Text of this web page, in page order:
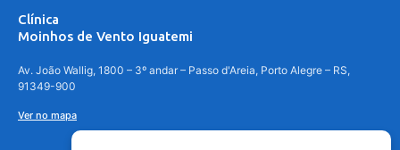
Clínica
Moinhos de Vento Iguatemi
Av. João Wallig, 1800 – 3º andar – Passo d'Areia, Porto Alegre – RS,
91349-900
Ver no mapa